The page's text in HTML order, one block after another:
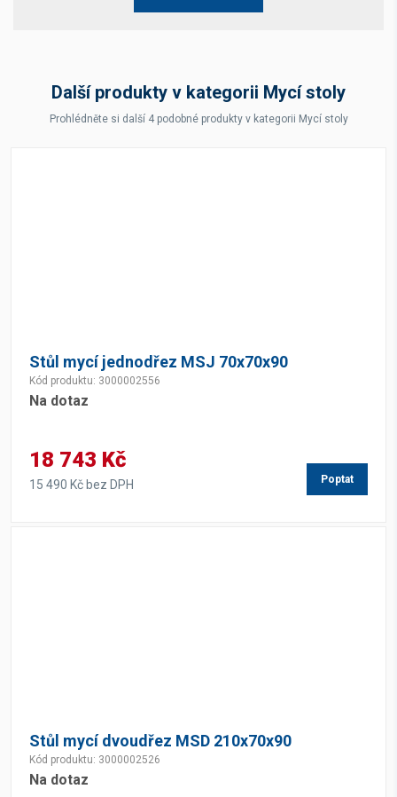
Další produkty v kategorii Mycí stoly
Prohlédněte si další 4 podobné produkty v kategorii Mycí stoly
Stůl mycí jednodřez MSJ 70x70x90
Kód produktu: 3000002556
Na dotaz
18 743 Kč
15 490 Kč bez DPH Poptat
Stůl mycí dvoudřez MSD 210x70x90
Kód produktu: 3000002526
Na dotaz